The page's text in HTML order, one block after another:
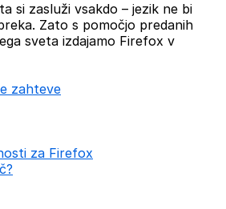
si zasluži vsakdo – jezik ne bi
Zato s pomočjo predanih
sveta izdajamo Firefox v
zahteve
za Firefox